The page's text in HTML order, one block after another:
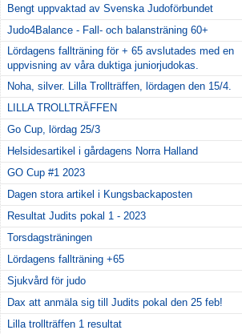
Bengt uppvaktad av Svenska Judoförbundet
Judo4Balance - Fall- och balansträning 60+
Lördagens fallträning för + 65 avslutades med en
uppvisning av våra duktiga juniorjudokas.
Noha, silver. Lilla Trollträffen, lördagen den 15/4.
LILLA TROLLTRÄFFEN
Go Cup, lördag 25/3
Helsidesartikel i gårdagens Norra Halland
GO Cup #1 2023
Dagen stora artikel i Kungsbackaposten
Resultat Judits pokal 1 - 2023
Torsdagsträningen
Lördagens fallträning +65
Sjukvård för judo
Dax att anmäla sig till Judits pokal den 25 feb!
Lilla trollträffen 1 resultat